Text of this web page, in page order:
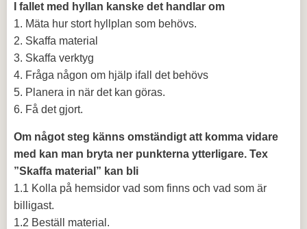
I fallet med hyllan kanske det handlar om
1. Mäta hur stort hyllplan som behövs.
2. Skaffa material
3. Skaffa verktyg
4. Fråga någon om hjälp ifall det behövs
5. Planera in när det kan göras.
6. Få det gjort.
Om något steg känns omständigt att komma vidare
med kan man bryta ner punkterna ytterligare. Tex
”Skaffa material” kan bli
1.1 Kolla på hemsidor vad som finns och vad som är
billigast.
1.2 Beställ material.